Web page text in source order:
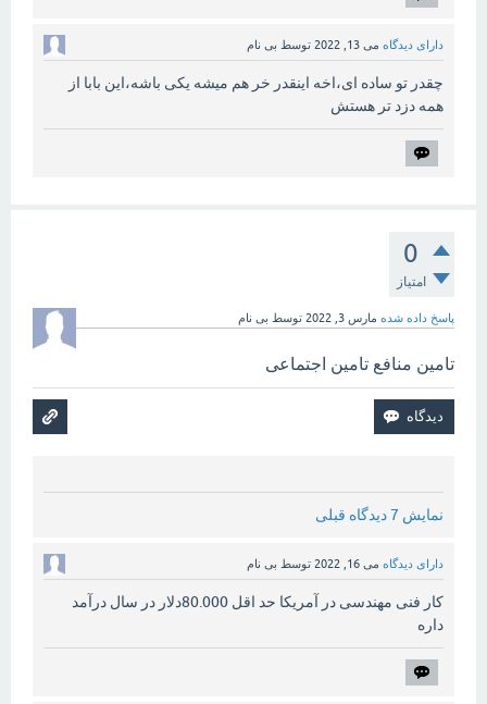
دارای دیدگاه می 13, 2022 توسط بی نام
چقدر تو ساده ای،اخه اینقدر خر هم میشه یکی باشه،این بابا از
همه دزد تر هستش
0
امتیاز
پاسخ داده شده مارس 3, 2022 توسط بی نام
تامین منافع تامین اجتماعی
نمایش 7 دیدگاه قبلی
دارای دیدگاه می 16, 2022 توسط بی نام
کار فنی مهندسی در آمریکا حد اقل 80.000دلار در سال درآمد
داره